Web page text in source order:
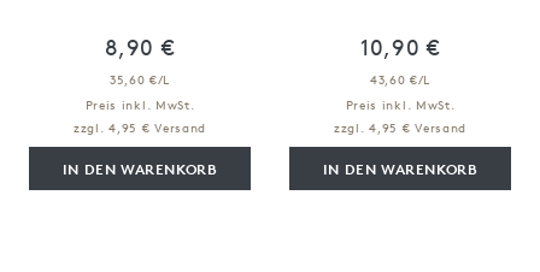
8,90 €
35,60 €/L
Preis inkl. MwSt.
zzgl. 4,95 € Versand
IN DEN WARENKORB
10,90 €
43,60 €/L
Preis inkl. MwSt.
zzgl. 4,95 € Versand
IN DEN WARENKORB